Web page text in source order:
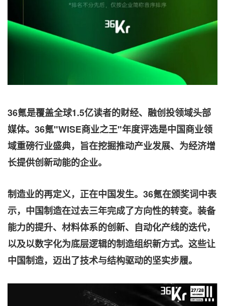
36氪是覆盖全球1.5亿读者的财经、融创投领域头部
媒体。36氪"WISE商业之王"年度评选是中国商业领
域重磅行业盛典，旨在挖掘推动产业发展、为经济增
长提供创新动能的企业。
制造业的再定义，正在中国发生。 36氪在颁奖词中表
示，中国制造在过去三年完成了方向性的转变。装备
能力的提升、材料体系的创新、自动化产线的迭代，
以及以数字化为底层逻辑的制造组织新方式。这些让
中国制造，迈出了技术与结构驱动的坚实步履。